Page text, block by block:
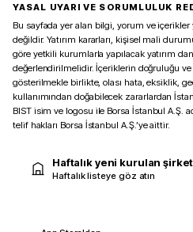
YASAL UYARI VE SORUMLULUK
Bu sayfada yer alan bilgi, yorum ve içerikler
değildir. Yatırım kararları, kişisel mali
göre yetkili kurumlarla yapılacak yatırım
değerlendirilmelidir. İçeriklerin doğruluğu
gösterilmekle birlikte, olası hata, eksiklik,
kullanımından doğabilecek zararlardan
BIST isim ve logosu ile Borsa İstanbul A.Ş.
telif hakları Borsa İstanbul A.Ş.’ye aittir.
Haftalık yeni kurulan
Haftalık listeye göz atın